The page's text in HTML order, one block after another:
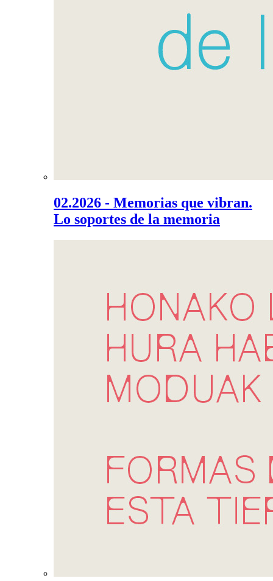
02.2026 - Memorias que vibran.
Lo soportes de la memoria